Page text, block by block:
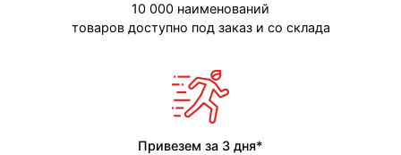
10 000 наименований
товаров доступно под заказ и со склада
Привезем за 3 дня*